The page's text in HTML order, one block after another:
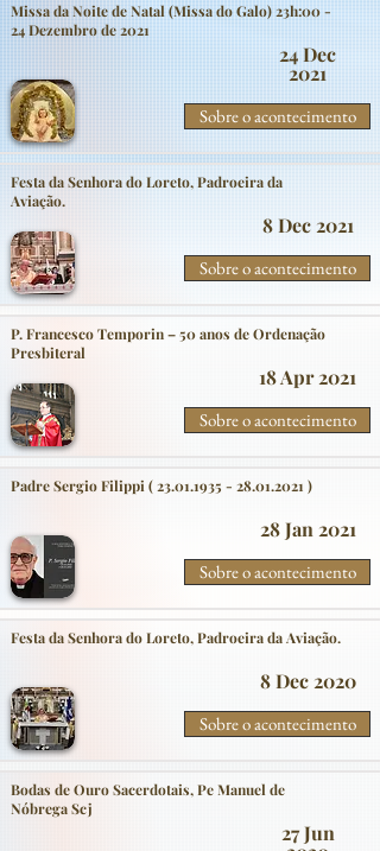
Missa da Noite de Natal (Missa do Galo) 23h:00 -
24 Dezembro de 2021
24 Dec
2021
Sobre o acontecimento
Festa da Senhora do Loreto, Padroeira da
Aviação.
8 Dec 2021
Sobre o acontecimento
P. Francesco Temporin – 50 anos de Ordenação
Presbiteral
18 Apr 2021
Sobre o acontecimento
Padre Sergio Filippi (23.01.1935 - 28.01.2021 )
28 Jan 2021
Sobre o acontecimento
Festa da Senhora do Loreto, Padroeira da Aviação.
8 Dec 2020
Sobre o acontecimento
Bodas de Ouro Sacerdotais, Pe Manuel de
Nóbrega Scj
27 Jun